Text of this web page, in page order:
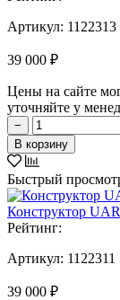
Артикул: 1122313
39 000 ₽
Цены на сайте
уточняйте у
−
В корзину
Быстрый
Конструктор
Рейтинг:
Артикул: 1122311
39 000 ₽